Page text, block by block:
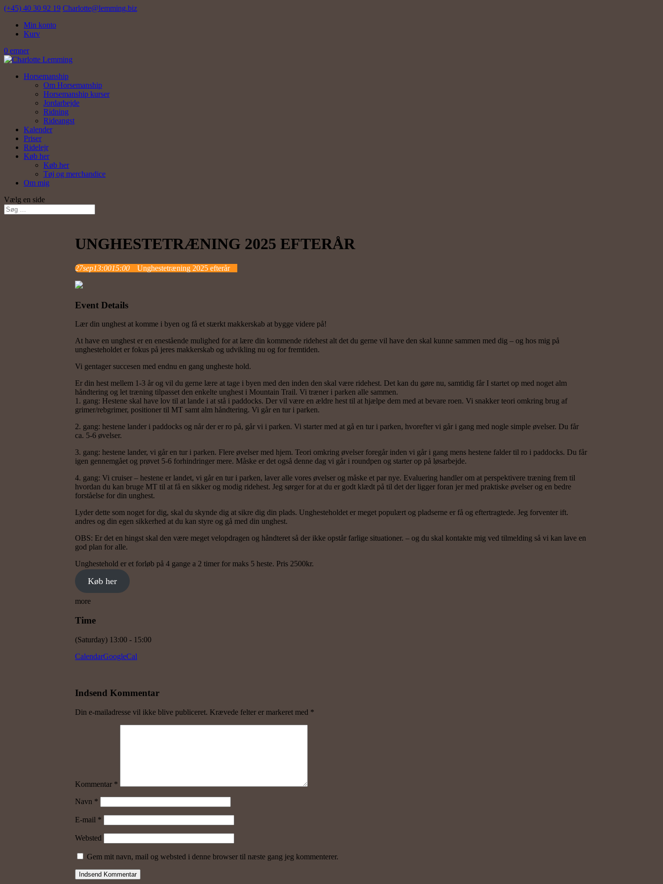
(+45) 40 30 92 19 Charlotte@lemming.biz
Min konto
Kurv
0 emner
Horsemanship
Om Horsemanship
Horsemanship kurser
Jordarbejde
Ridning
Rideangst
Kalender
Priser
Ridelejr
Køb her
Køb her
Tøj og merchandice
Om mig
Vælg en side
UNGHESTETRÆNING 2025 EFTERÅR
27sep13:0015:00 Unghestetræning 2025 efterår
Event Details
Lær din unghest at komme i byen og få et stærkt makkerskab at bygge videre på!
At have en unghest er en enestående mulighed for at lære din kommende ridehest alt det du gerne vil have den skal kunne sammen med dig – og hos mig på
unghesteholdet er fokus på jeres makkerskab og udvikling nu og for fremtiden.
Vi gentager succesen med endnu en gang ungheste hold.
Er din hest mellem 1-3 år og vil du gerne lære at tage i byen med den inden den skal være ridehest. Det kan du gøre nu, samtidig får I startet op med noget alm
håndtering og let træning tilpasset den enkelte unghest i Mountain Trail. Vi træner i parken alle sammen.
1. gang: Hestene skal have lov til at lande i at stå i paddocks. Der vil være en ældre hest til at hjælpe dem med at bevare roen. Vi snakker teori omkring brug af
grimer/rebgrimer, positioner til MT samt alm håndtering. Vi går en tur i parken.
2. gang: hestene lander i paddocks og når der er ro på, går vi i parken. Vi starter med at gå en tur i parken, hvorefter vi går i gang med nogle simple øvelser. Du får
ca. 5-6 øvelser.
3. gang: hestene lander, vi går en tur i parken. Flere øvelser med hjem. Teori omkring øvelser foregår inden vi går i gang mens hestene falder til ro i paddocks. Du får
igen gennemgået og prøvet 5-6 forhindringer mere. Måske er det også denne dag vi går i roundpen og starter op på løsarbejde.
4. gang: Vi cruiser – hestene er landet, vi går en tur i parken, laver alle vores øvelser og måske et par nye. Evaluering handler om at perspektivere træning frem til
hvordan du kan bruge MT til at få en sikker og modig ridehest. Jeg sørger for at du er godt klædt på til det der ligger foran jer med praktiske øvelser og en bedre
forståelse for din unghest.
Lyder dette som noget for dig, skal du skynde dig at sikre dig din plads. Unghesteholdet er meget populært og pladserne er få og eftertragtede. Jeg forventer ift.
andres og din egen sikkerhed at du kan styre og gå med din unghest.
OBS: Er det en hingst skal den være meget velopdragen og håndteret så der ikke opstår farlige situationer. – og du skal kontakte mig ved tilmelding så vi kan lave en
god plan for alle.
Unghestehold er et forløb på 4 gange a 2 timer for maks 5 heste. Pris 2500kr.
Køb her
more
Time
(Saturday) 13:00 - 15:00
CalendarGoogleCal
Indsend Kommentar
Din e-mailadresse vil ikke blive publiceret. Krævede felter er markeret med *
Kommentar *
Navn *
E-mail *
Websted
Gem mit navn, mail og websted i denne browser til næste gang jeg kommenterer.